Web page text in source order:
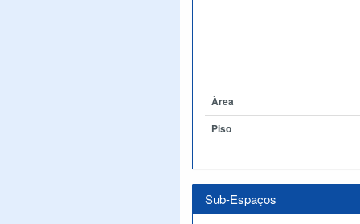
Àrea
Piso
Sub-Espaços